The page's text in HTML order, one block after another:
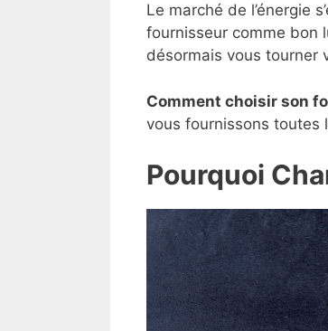
Le marché de l’énergie
fournisseur comme bon
désormais vous tourner
Comment choisir son
vous fournissons toutes
Pourquoi